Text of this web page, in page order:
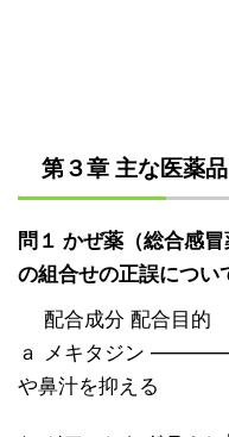
第３章 主な医薬
問１ かぜ薬（総合感
の組合せの正誤につい
配合成分 配合目的
ａ メキタジン
や鼻汁を抑える